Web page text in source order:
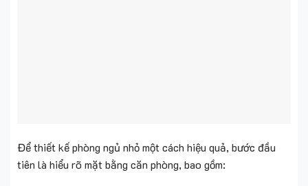
Để thiết kế phòng ngủ nhỏ một cách hiệu quả, bước đầu
tiên là hiểu rõ mặt bằng căn phòng, bao gồm: